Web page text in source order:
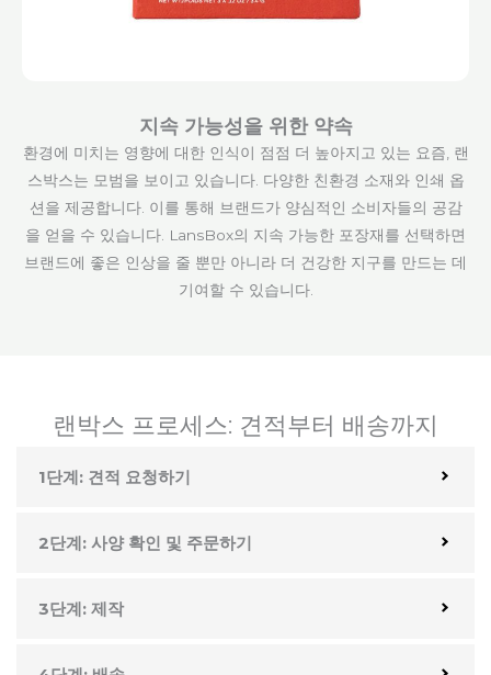
지속 가능성을 위한 약속
환경에 미치는 영향에 대한 인식이 점점 더 높아지고 있는 요즘, 랜
스박스는 모범을 보이고 있습니다. 다양한 친환경 소재와 인쇄 옵
션을 제공합니다. 이를 통해 브랜드가 양심적인 소비자들의 공감
을 얻을 수 있습니다. LansBox의 지속 가능한 포장재를 선택하면
브랜드에 좋은 인상을 줄 뿐만 아니라 더 건강한 지구를 만드는 데
기여할 수 있습니다.
랜박스 프로세스: 견적부터 배송까지
1단계: 견적 요청하기
2단계: 사양 확인 및 주문하기
3단계: 제작